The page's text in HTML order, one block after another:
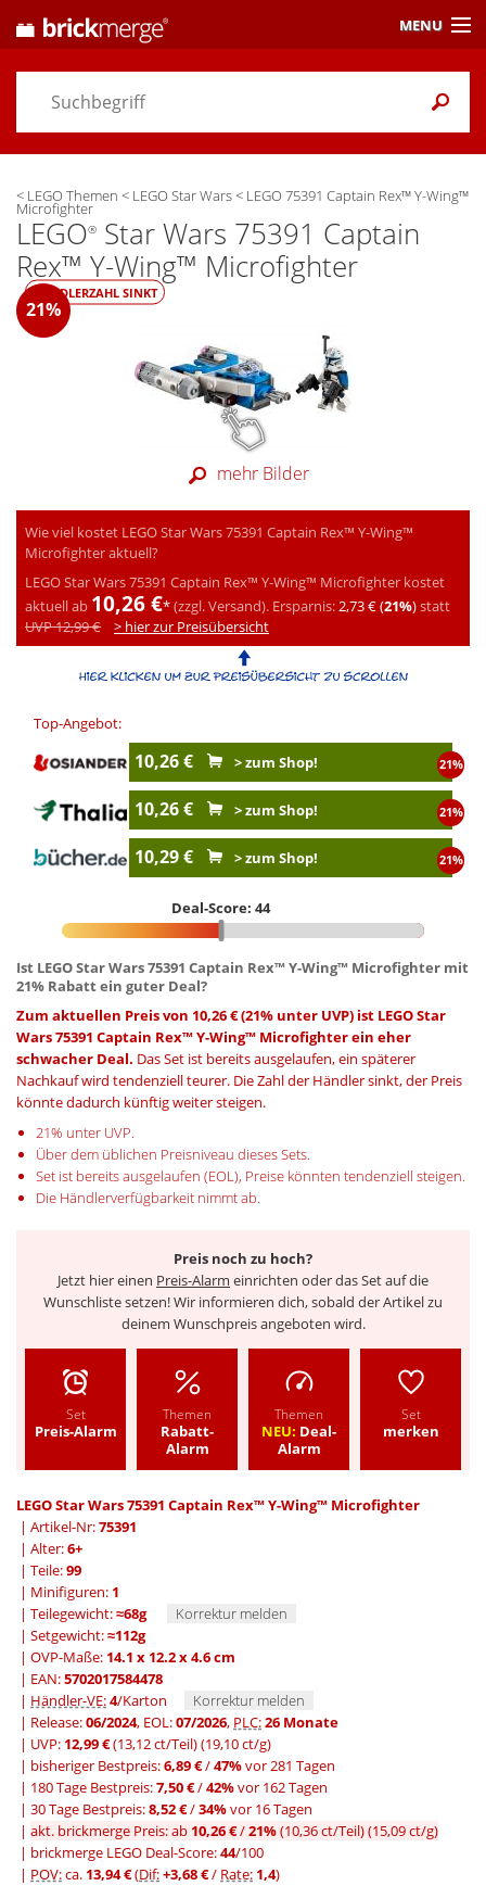
< LEGO Themen < LEGO Star Wars< LEGO 75391 Captain Rex™ Y-Wing™
Microfighter
LEGO® Star Wars 75391 Captain
Rex™ Y-Wing™ Microfighter
21%
mehr Bilder
HÄNDLERZAHL SINKT
Wie viel kostet LEGO Star Wars 75391 Captain Rex™ Y-Wing™
Microfighter aktuell?
LEGO Star Wars 75391 Captain Rex™ Y-Wing™ Microfighter kostet
aktuell ab 10,26 €*(zzgl. Versand). Ersparnis:2,73 € (21%)statt
UVP 12,99 €
> hier zur Preisübersicht
Top-Angebot:
10,26 € 21%
> zum Shop!
10,26 € 21%
> zum Shop!
10,29 € 21%
> zum Shop!
Deal-Score: 44
Ist LEGO Star Wars 75391 Captain Rex™ Y-Wing™ Microfighter mit
21% Rabatt ein guter Deal?
Zum aktuellen Preis von 10,26 € (21% unter UVP) ist LEGO Star
Wars 75391 Captain Rex™ Y-Wing™ Microfighter ein eher
schwacher Deal. Das Set ist bereits ausgelaufen, ein späterer
Nachkauf wird tendenziell teurer. Die Zahl der Händler sinkt, der Preis
könnte dadurch künftig weiter steigen.
21% unter UVP.
Über dem üblichen Preisniveau dieses Sets.
Set ist bereits ausgelaufen (EOL), Preise könnten tendenziell steigen.
Die Händlerverfügbarkeit nimmt ab.
Preis noch zu hoch?
Jetzt hier einen Preis-Alarm einrichten oder das Set auf die
Wunschliste setzen! Wir informieren dich, sobald der Artikel zu
deinem Wunschpreis angeboten wird.
Set
Preis-Alarm
Themen
Rabatt-
Alarm
Themen
NEU: Deal-
Alarm
Set
merken
LEGO Star Wars 75391 Captain Rex™ Y-Wing™ Microfighter
| Artikel-Nr:75391
| Alter:6+
| Teile:99
| Minifiguren: 1
| Teilegewicht:≈68g
Korrektur melden
| Setgewicht:≈112g
| OVP-Maße: 14.1 x 12.2 x 4.6 cm
| EAN:5702017584478
| Händler-VE:4/Karton
Korrektur melden
| Release:06/2024, EOL:07/2026, PLC:26 Monate
| UVP: 12,99 €(13,12 ct/Teil)(19,10 ct/g)
| bisheriger Bestpreis:6,89 €/47%vor 281 Tagen
| 180 Tage Bestpreis:7,50 €/42%vor 162 Tagen
| 30 Tage Bestpreis:8,52 €/34%vor 16 Tagen
| akt. brickmerge Preis: ab 10,26 €/21%(10,36 ct/Teil)(15,09 ct/g)
| brickmerge LEGO Deal-Score:44/100
| POV:ca. 13,94 €(Dif:+3,68 €/ Rate: 1,4)
MENU
Preisvergleich
Themen/ Händler
Alarme& Wunschlisten
Einstellungen